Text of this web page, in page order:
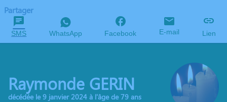
Partager
SMS WhatsApp Facebook E-mail Lien
Raymonde GERIN
décédée le 9 janvier 2024 à l'âge de 79 ans